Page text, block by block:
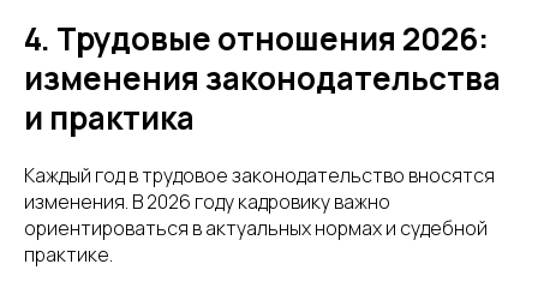
4. Трудовые отношения 2026:
изменения законодательства
и практика
Каждый год в трудовое законодательство вносятся
изменения. В 2026 году кадровику важно
ориентироваться в актуальных нормах и судебной
практике.